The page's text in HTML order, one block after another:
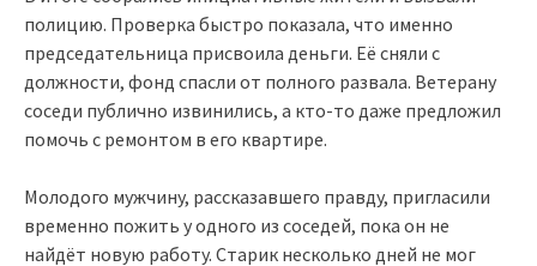
полицию. Проверка быстро показала, что именно
председательница присвоила деньги. Её сняли с
должности, фонд спасли от полного развала. Ветерану
соседи публично извинились, а кто-то даже предложил
помочь с ремонтом в его квартире.
Молодого мужчину, рассказавшего правду, пригласили
временно пожить у одного из соседей, пока он не
найдёт новую работу. Старик несколько дней не мог